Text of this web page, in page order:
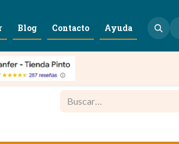
Blog Contacto Ayuda